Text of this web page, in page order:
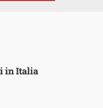
in Italia